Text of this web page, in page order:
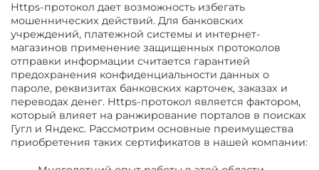
Https-протокол дает возможность избегать
мошеннических действий. Для банковских
учреждений, платежной системы и интернет-
магазинов применение защищенных протоколов
отправки информации считается гарантией
предохранения конфиденциальности данных о
пароле, реквизитах банковских карточек, заказах и
переводах денег. Https-протокол является фактором,
который влияет на ранжирование порталов в поисках
Гугл и Яндекс. Рассмотрим основные преимущества
приобретения таких сертификатов в нашей компании: